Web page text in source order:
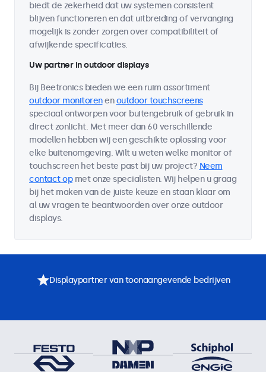
biedt de zekerheid dat uw systemen consistent
blijven functioneren en dat uitbreiding of vervanging
mogelijk is zonder zorgen over compatibiliteit of
afwijkende specificaties.
Uw partner in outdoor displays
Bij Beetronics bieden we een ruim assortiment
outdoor monitorenenoutdoor touchscreens
speciaal ontworpen voor buitengebruik of gebruik in
direct zonlicht. Met meer dan 60 verschillende
modellen hebben wij een geschikte oplossing voor
elke buitenomgeving. Wilt u weten welke monitor of
touchscreen het beste past bij uw project? Neem
contact opmet onze specialisten. Wij helpen u graag
bij het maken van de juiste keuze en staan klaar om
al uw vragen te beantwoorden over onze outdoor
displays.
Displaypartner van toonaangevende bedrijven